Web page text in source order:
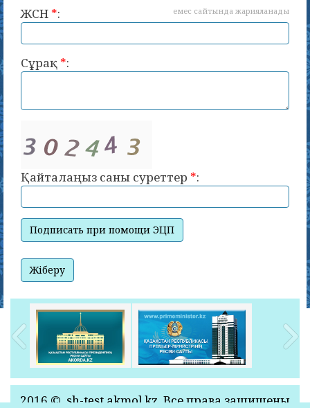
ЖСН *: емес сайтында жарияланады
Сұрақ *:
Қайталаңыз саны суреттер *:
2016 © sh-test.akmol.kz. Все права защищены